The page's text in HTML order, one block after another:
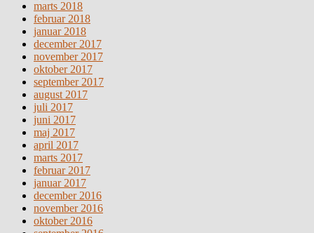
marts 2018
februar 2018
januar 2018
december 2017
november 2017
oktober 2017
september 2017
august 2017
juli 2017
juni 2017
maj 2017
april 2017
marts 2017
februar 2017
januar 2017
december 2016
november 2016
oktober 2016